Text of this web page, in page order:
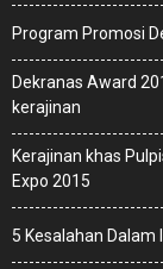
Program Promosi
Dekranas Award
kerajinan
Kerajinan khas
Expo 2015
5 Kesalahan